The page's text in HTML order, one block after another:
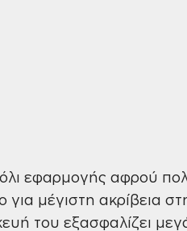
εφαρμογής αφρού
μέγιστη ακρίβεια
του εξασφαλίζει